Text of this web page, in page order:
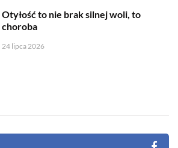
Otyłość to nie brak silnej woli, to
choroba
24 lipca 2026